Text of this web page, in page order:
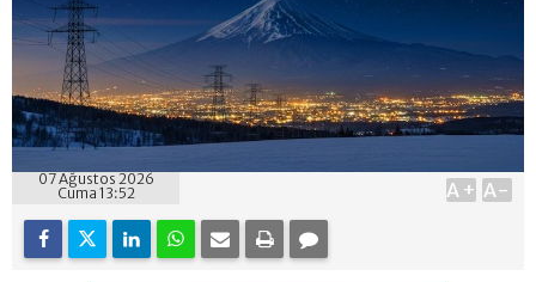
07 Ağustos 2026
Cuma 13:52
A+ A-